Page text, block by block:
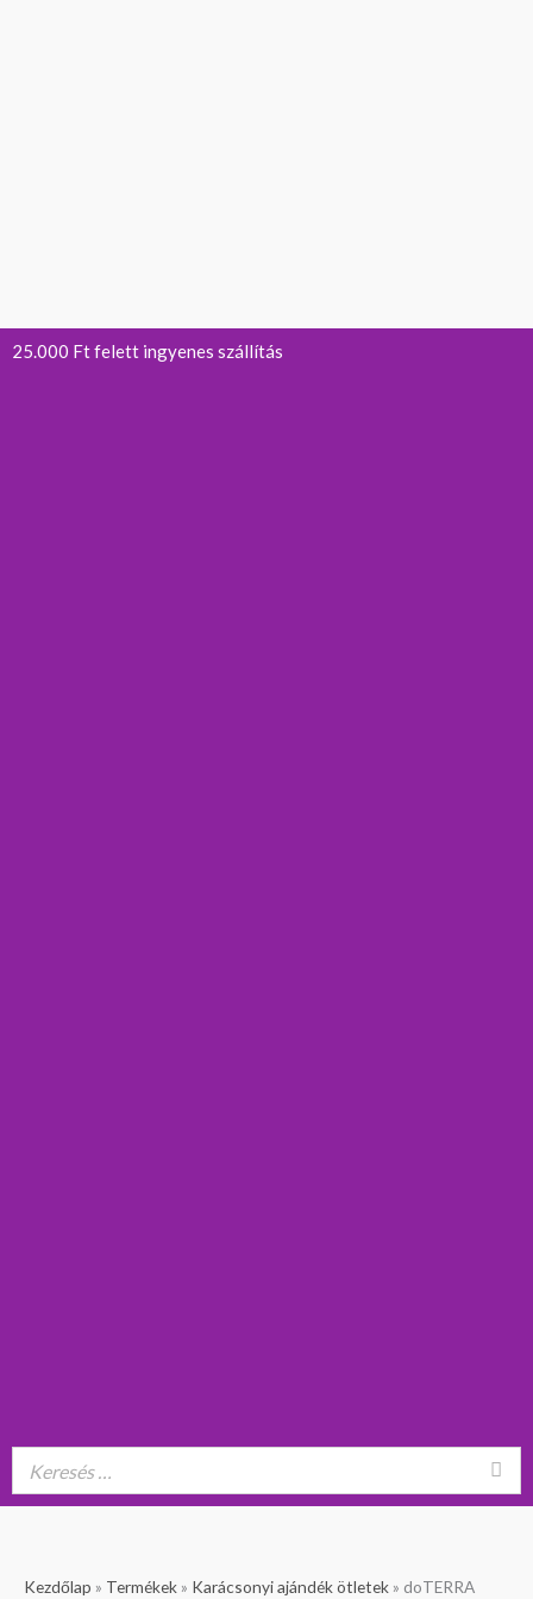
25.000 Ft felett ingyenes szállítás
Kezdőlap » Termékek » Karácsonyi ajándék ötletek » doTERRA
Original Current
doTERRA